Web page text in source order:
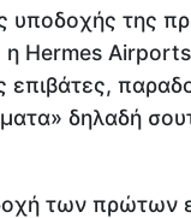
υποδοχής της
η Hermes
επιβάτες,
δηλαδή
των πρώτων